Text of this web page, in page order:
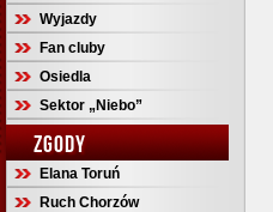
Wyjazdy
Fan cluby
Osiedla
Sektor „Niebo”
ZGODY
Elana Toruń
Ruch Chorzów